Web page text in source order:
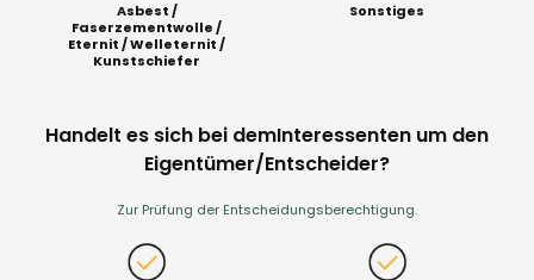
Asbest /
Faserzementwolle /
Eternit / Welleternit /
Kunstschiefer
Sonstiges
Handelt es sich bei demInteressenten um den
Eigentümer/Entscheider?
Zur Prüfung der Entscheidungsberechtigung.